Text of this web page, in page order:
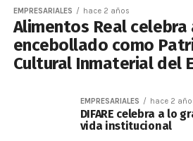
EMPRESARIALES hace 2 años
Alimentos Real celebra
encebollado como
Cultural Inmaterial del
EMPRESARIALES hace 2
DIFARE celebra a lo
vida institucional